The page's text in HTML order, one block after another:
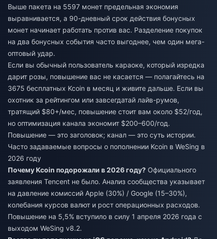
Выше пакета на 5597 монет предельная экономия
выравнивается, а 90-дневный срок действия бонусных
монет начинает работать против вас. Разделение покупок
на два бонусных события часто выгоднее, чем один мега-
оптовый удар.
Если вы обычный пользователь караоке, который изредка
дарит розы, повышение вас не касается — полагайтесь на
3675 бесплатных Kcoin в месяц и живите дальше. Если вы
охотник за рейтингом или завсегдатай лайв-румов,
тратящий $80+/мес, повышение стоит вам около $52/год,
но оптимизация канала экономит $200–600/год.
Повышение — это заголовок; канал — это суть истории.
Часто задаваемые вопросы о пополнении Kcoin в WeSing в
2026 году
Почему Kcoin подорожали в 2026 году? Официального
заявления Tencent не было. Анализ сообщества указывает
на давление комиссий Apple (30%) / Google (15–30%),
колебания курсов валют и рост операционных расходов.
Повышение на 5,5% вступило в силу 1 апреля 2026 года с
выходом WeSing v8.2.